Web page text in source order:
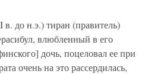
до н.э.) тиран (правитель)
влюбленный в его
дочь, поцеловал ее при
очень на это рассердилась,